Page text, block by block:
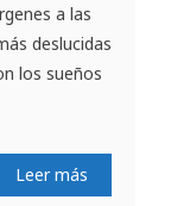
a las
deslucidas
los sueños
Leer más